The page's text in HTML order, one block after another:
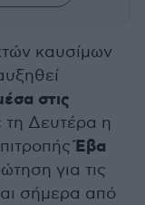
καυσίμων
στις
Δευτέρα η
Έβα
για τις
σήμερα από